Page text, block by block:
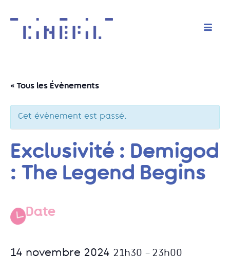
« Tous les Évènements
Cet évènement est passé.
Exclusivité : Demigod
: The Legend Begins
Date
14 novembre 2024 21h30 – 23h00